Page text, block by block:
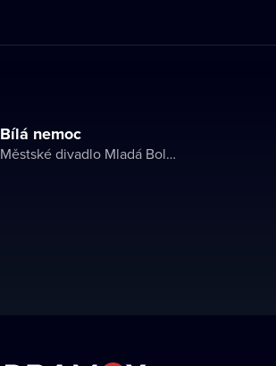
Bílá nemoc
Městské divadlo Mladá Boleslav